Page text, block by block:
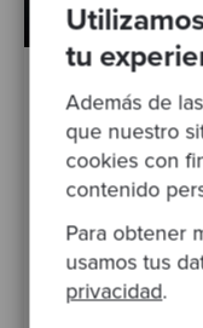
tu
Además de
que nuestro
cookies con
contenido
Para obtener
usamos tus
privacidad.
Hormigas
Competent TDD